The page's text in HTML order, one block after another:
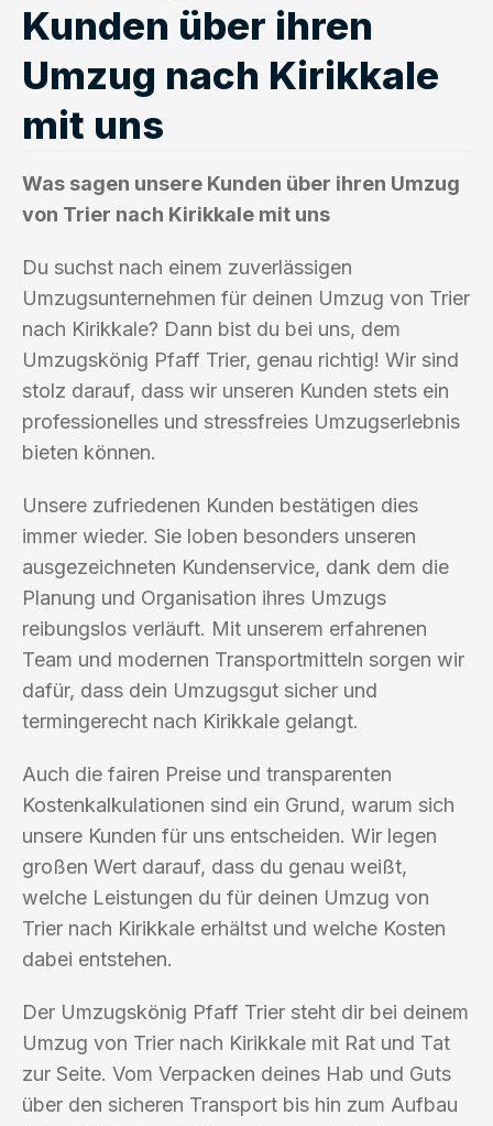
Kunden über ihren
Umzug nach Kirikkale
mit uns
Was sagen unsere Kunden über ihren Umzug
von Trier nach Kirikkale mit uns
Du suchst nach einem zuverlässigen
Umzugsunternehmen für deinen Umzug von Trier
nach Kirikkale? Dann bist du bei uns, dem
Umzugskönig Pfaff Trier, genau richtig! Wir sind
stolz darauf, dass wir unseren Kunden stets ein
professionelles und stressfreies Umzugserlebnis
bieten können.
Unsere zufriedenen Kunden bestätigen dies
immer wieder. Sie loben besonders unseren
ausgezeichneten Kundenservice, dank dem die
Planung und Organisation ihres Umzugs
reibungslos verläuft. Mit unserem erfahrenen
Team und modernen Transportmitteln sorgen wir
dafür, dass dein Umzugsgut sicher und
termingerecht nach Kirikkale gelangt.
Auch die fairen Preise und transparenten
Kostenkalkulationen sind ein Grund, warum sich
unsere Kunden für uns entscheiden. Wir legen
großen Wert darauf, dass du genau weißt,
welche Leistungen du für deinen Umzug von
Trier nach Kirikkale erhältst und welche Kosten
dabei entstehen.
Der Umzugskönig Pfaff Trier steht dir bei deinem
Umzug von Trier nach Kirikkale mit Rat und Tat
zur Seite. Vom Verpacken deines Hab und Guts
über den sicheren Transport bis hin zum Aufbau